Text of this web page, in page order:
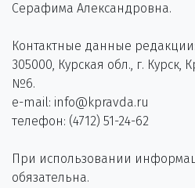
Серафима Александровна.
Контактные данные редакции:
305000, Курская обл., г.
№6.
e-mail: info@kpravda.ru
телефон: (4712) 51-24-62
При использовании
обязательна.